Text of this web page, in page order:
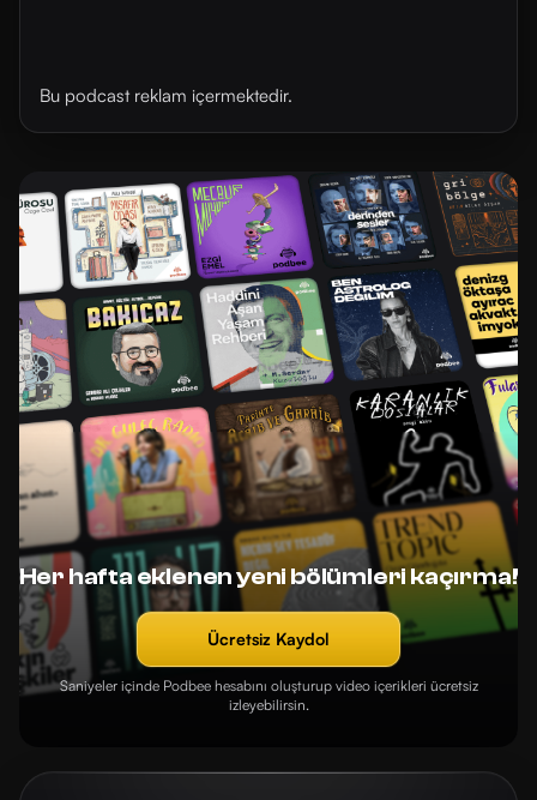
Bu podcast reklam içermektedir.
Her hafta eklenen yeni bölümleri kaçırma!
Ücretsiz Kaydol
Saniyeler içinde Podbee hesabını oluşturup video içerikleri ücretsiz
izleyebilirsin.